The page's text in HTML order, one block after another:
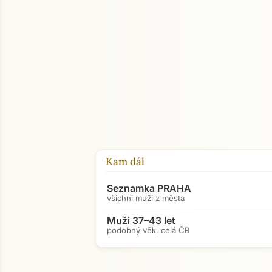
Kam dál
Seznamka PRAHA
všichni muži z města
Muži 37–43 let
podobný věk, celá ČR